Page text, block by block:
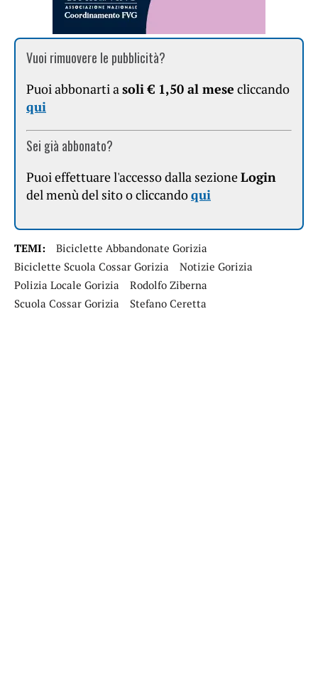
Vuoi rimuovere le pubblicità?
Puoi abbonarti asoli € 1,50 al mese cliccando
qui
Sei già abbonato?
Puoi effettuare l'accesso dalla sezioneLogin
del menù del sito o cliccandoqui
TEMI:
Biciclette Abbandonate Gorizia
Biciclette Scuola Cossar Gorizia
Notizie Gorizia
Polizia Locale Gorizia
Rodolfo Ziberna
Scuola Cossar Gorizia
Stefano Ceretta